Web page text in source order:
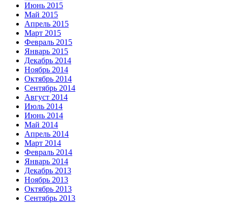
Июнь 2015
Май 2015
Апрель 2015
Март 2015
Февраль 2015
Январь 2015
Декабрь 2014
Ноябрь 2014
Октябрь 2014
Сентябрь 2014
Август 2014
Июль 2014
Июнь 2014
Май 2014
Апрель 2014
Март 2014
Февраль 2014
Январь 2014
Декабрь 2013
Ноябрь 2013
Октябрь 2013
Сентябрь 2013